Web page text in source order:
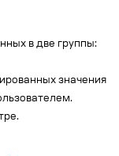
в две группы:
значения